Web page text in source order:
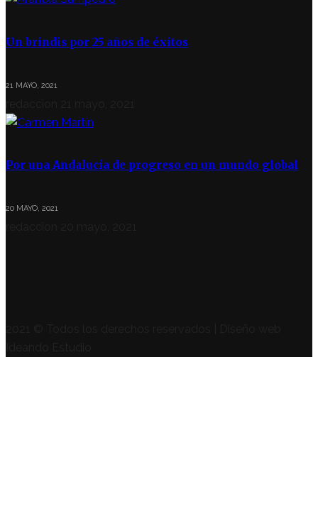
Un brindis por 25 años de éxitos
21 MAYO, 2021
Por una Andalucía de progreso en un mundo global
20 MAYO, 2021